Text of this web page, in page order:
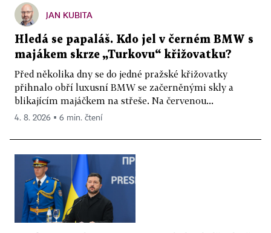
JAN KUBITA
Hledá se papaláš. Kdo jel v černém BMW s
majákem skrze „Turkovu“ křižovatku?
Před několika dny se do jedné pražské křižovatky
přihnalo obří luxusní BMW se začerněnými skly a
blikajícím majáčkem na střeše. Na červenou...
4. 8. 2026 ▪ 6 min. čtení